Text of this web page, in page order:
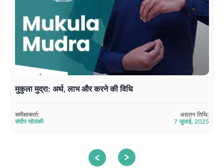
मुकुला मुद्रा: अर्थ, लाभ और करने की विधि
समीक्षाकर्ता:
संदीप सोलंकी
अद्यतन तिथि:
7 जुलाई, 2025